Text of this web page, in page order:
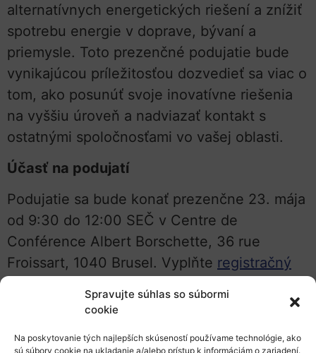
Spravujte súhlas so súbormi
cookie
Na poskytovanie tých najlepších skúseností používame technológie, ako
sú súbory cookie na ukladanie a/alebo prístup k informáciám o zariadení.
alternatívnych energetických riešení a znížiť
spotrebu energie v doprave, bývaní a
priemysle. Toto prezenčné podujatie bude
vynikajúcou príležitosťou dozvedieť sa viac o
tom, ako posunúť svoje inovatívne riešenia
na vyššiu úroveň a nadviazať kontakt s
ostatnými spoločnosťami vo vašej oblasti.
Účasť na podujatí
Podujatie sa bude konať prezenčne 23. mája
od 9:30 do 12:00 SEČ v Centre de
Conférence Albert Borschette, 36 rue
Froissart, 1040 Brusel. Vyplňte registračný
Podujatie sa bude tiež vysielať a nahrávať